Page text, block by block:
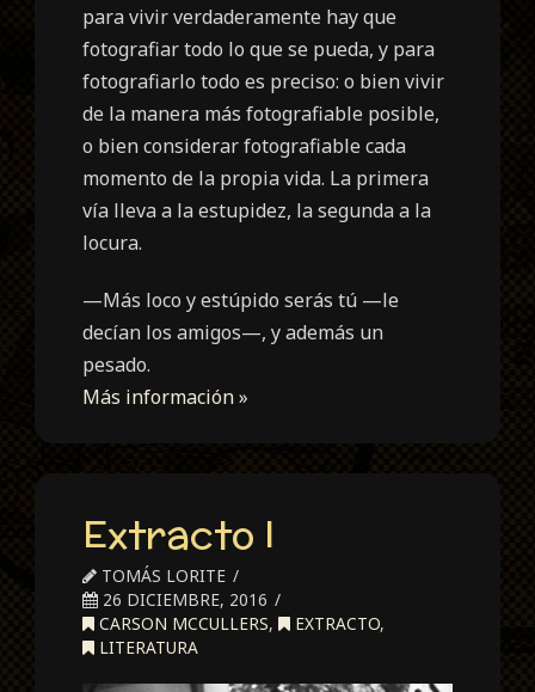
para vivir verdaderamente hay que
fotografiar todo lo que se pueda, y para
fotografiarlo todo es preciso: o bien vivir
de la manera más fotografiable posible,
o bien considerar fotografiable cada
momento de la propia vida. La primera
vía lleva a la estupidez, la segunda a la
locura.
—Más loco y estúpido serás tú —le
decían los amigos—, y además un
pesado.
Más información »
Extracto I
TOMÁS LORITE
26 DICIEMBRE, 2016
CARSON MCCULLERS, EXTRACTO,
LITERATURA